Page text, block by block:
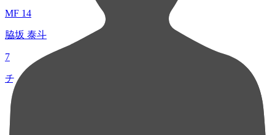
MF 14
脇坂 泰斗
7
チャンスクリエイト総数